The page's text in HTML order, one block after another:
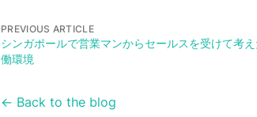
PREVIOUS ARTICLE
シンガポールで営業マンからセールスを受けて考
働環境
← Back to the blog